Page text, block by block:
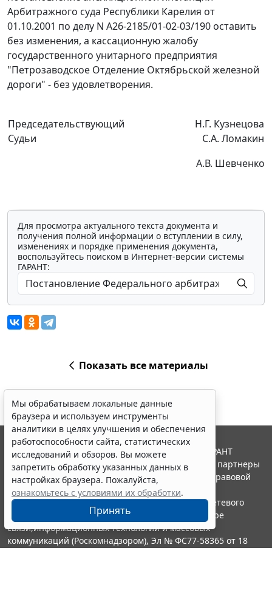
Арбитражного суда Республики Карелия от
01.10.2001 по делу N А26-2185/01-02-03/190 оставить
без изменения, а кассационную жалобу
государственного унитарного предприятия
"Петрозаводское Отделение Октябрьской железной
дороги" - без удовлетворения.
Председательствующий
Судьи
Н.Г. Кузнецова
С.А. Ломакин
А.В. Шевченко
Для просмотра актуального текста документа и
получения полной информации о вступлении в силу,
изменениях и порядке применения документа,
воспользуйтесь поиском в Интернет-версии системы
ГАРАНТ:
Показать все материалы
Мы обрабатываем локальные данные
браузера и используем инструменты
аналитики в целях улучшения и обеспечения
работоспособности сайта, статистических
исследований и обзоров. Вы можете
запретить обработку указанных данных в
настройках браузера. Пожалуйста,
ознакомьтесь с условиями их обработки.
Принять
© ООО "НПП "ГАРАНТ-СЕРВИС", 2026. Система ГАРАНТ
выпускается с 1990 года. Компания "Гарант" и ее партнеры
являются участниками Российской ассоциации правовой
информации ГАРАНТ.
Портал ГАРАНТ.РУ зарегистрирован в качестве сетевого
издания Федеральной службой по надзору в сфере
связи,информационных технологий и массовых
коммуникаций (Роскомнадзором), Эл № ФС77-58365 от 18